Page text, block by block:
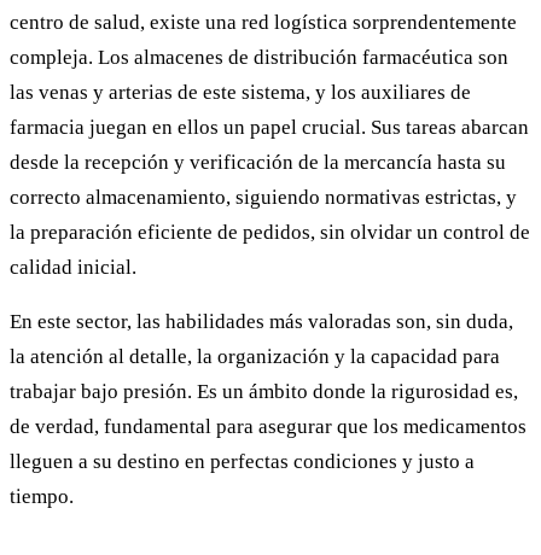
centro de salud, existe una red logística sorprendentemente
compleja. Los almacenes de distribución farmacéutica son
las venas y arterias de este sistema, y los auxiliares de
farmacia juegan en ellos un papel crucial. Sus tareas abarcan
desde la recepción y verificación de la mercancía hasta su
correcto almacenamiento, siguiendo normativas estrictas, y
la preparación eficiente de pedidos, sin olvidar un control de
calidad inicial.
En este sector, las habilidades más valoradas son, sin duda,
la atención al detalle, la organización y la capacidad para
trabajar bajo presión. Es un ámbito donde la rigurosidad es,
de verdad, fundamental para asegurar que los medicamentos
lleguen a su destino en perfectas condiciones y justo a
tiempo.